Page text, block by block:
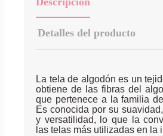
Detalles del producto
La tela de algodón es un
obtiene de las fibras del
que pertenece a la familia
Es conocida por su
y versatilidad, lo que la
las telas más utilizadas en la